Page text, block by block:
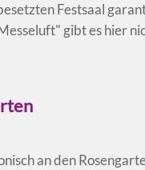
Festsaal
gibt es hier
an den